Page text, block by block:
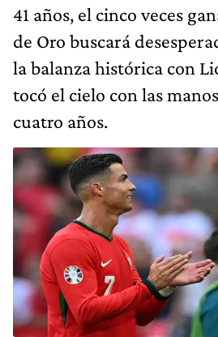
41 años, el cinco veces
de Oro buscará
la balanza histórica con
tocó el cielo con las
cuatro años.